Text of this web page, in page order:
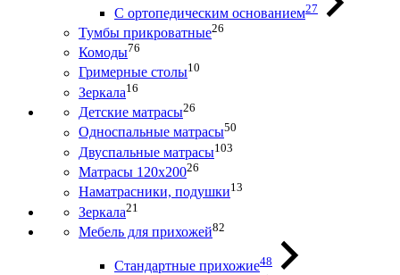
С ортопедическим основанием27
Тумбы прикроватные26
Комоды76
Гримерные столы10
Зеркала16
Детские матрасы26
Односпальные матрасы50
Двуспальные матрасы103
Матрасы 120х20026
Наматрасники, подушки13
Зеркала21
Мебель для прихожей82
Стандартные прихожие48